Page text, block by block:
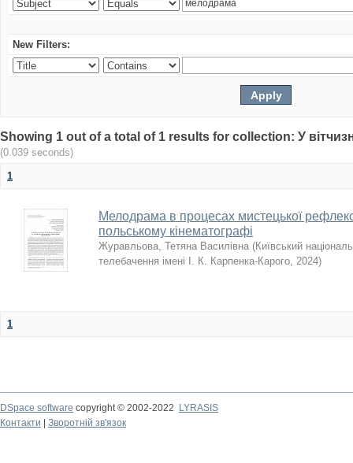
New Filters:
Showing 1 out of a total of 1 results for collection: У
(0.039 seconds)
1
Мелодрама в процесах мистецької
польському кінематографі
Журавльова, Тетяна Василівна (Київський
телебачення імені І. К. Карпенка-Карого, 2024)
1
DSpace software copyright © 2002-2022
LYRASIS
Контакти
Зворотній зв'язок